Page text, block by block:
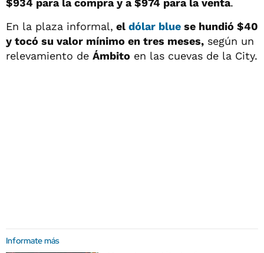
$934 para la compra y a $974 para la venta.
En la plaza informal, el dólar blue se hundió $40
y tocó su valor mínimo en tres meses, según un
relevamiento de Ámbito en las cuevas de la City.
Informate más